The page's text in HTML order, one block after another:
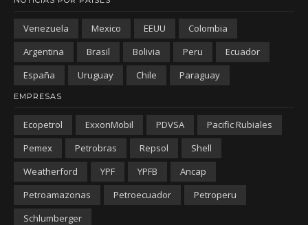
Venezuela Mexico EEUU
Colombia
Argentina
Brasil Bolivia Peru
Ecuador
España
Uruguay Chile Paraguay
EMPRESAS
Ecopetrol ExxonMobil PDVSA
Pacific Rubiales
Pemex
Petrobras Repsol
Shell
Weatherford
YPF YPFB
Ancap
Petroamazonas
Petroecuador
Petroperu
Schlumberger